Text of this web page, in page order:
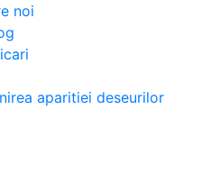
noi
aparitiei deseurilor